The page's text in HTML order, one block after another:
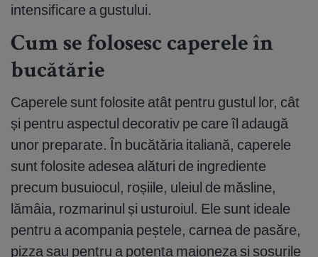
intensificare a gustului.
Cum se folosesc caperele în
bucătărie
Caperele sunt folosite atât pentru gustul lor, cât
și pentru aspectul decorativ pe care îl adaugă
unor preparate. În bucătăria italiană, caperele
sunt folosite adesea alături de ingrediente
precum busuiocul, roșiile, uleiul de măsline,
lămâia, rozmarinul și usturoiul. Ele sunt ideale
pentru a acompania peștele, carnea de pasăre,
pizza sau pentru a potența maioneza și sosurile